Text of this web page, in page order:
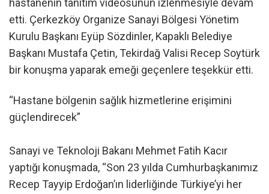
hastanenin tanıtım videosunun izlenmesiyle devam
etti. Çerkezköy Organize Sanayi Bölgesi Yönetim
Kurulu Başkanı Eyüp Sözdinler, Kapaklı Belediye
Başkanı Mustafa Çetin, Tekirdağ Valisi Recep Soytürk
bir konuşma yaparak emeği geçenlere teşekkür etti.
“Hastane bölgenin sağlık hizmetlerine erişimini
güçlendirecek”
Sanayi ve Teknoloji Bakanı Mehmet Fatih Kacır
yaptığı konuşmada, “Son 23 yılda Cumhurbaşkanımız
Recep Tayyip Erdoğan’ın liderliğinde Türkiye’yi her